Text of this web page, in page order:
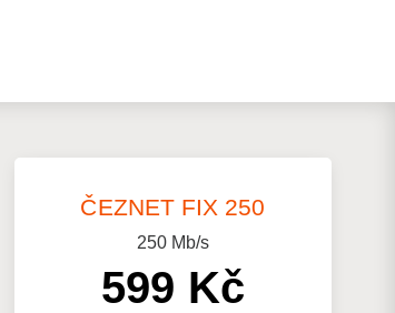
ČEZNET FIX 250
250Mb/s
599 Kč